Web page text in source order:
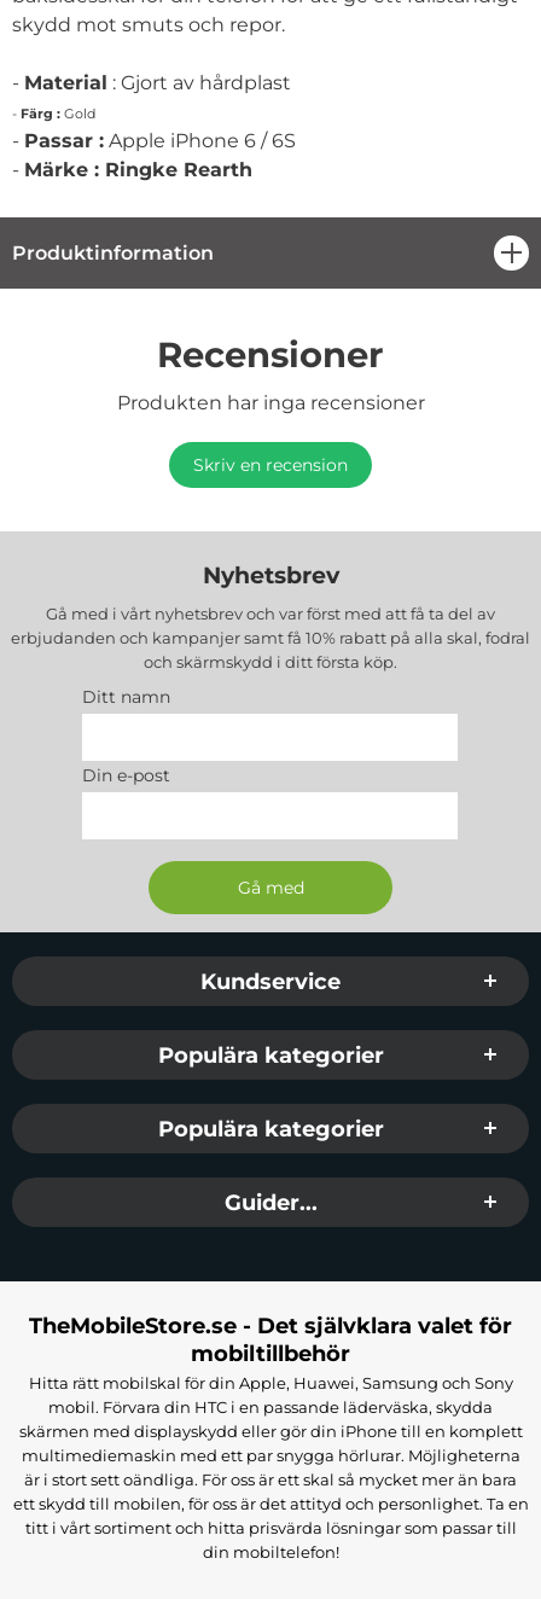
skydd mot smuts och repor.
- Material : Gjort av hårdplast
- Färg : Gold
- Passar : Apple iPhone 6 / 6S
- Märke : Ringke Rearth
Produktinformation
Recensioner
Produkten har inga recensioner
Skriv en recension
Nyhetsbrev
Gå med i vårt nyhetsbrev och var först med att få ta del av
erbjudanden och kampanjer samt få 10% rabatt på alla skal, fodral
och skärmskydd i ditt första köp.
Ditt namn
Din e-post
Sidfot Blandad info och länkar
Kundservice
Populära kategorier
Populära kategorier
Guider...
TheMobileStore.se - Det självklara valet för
mobiltillbehör
Hitta rätt mobilskal för din Apple, Huawei, Samsung och Sony
mobil. Förvara din HTC i en passande läderväska, skydda
skärmen med displayskydd eller gör din iPhone till en komplett
multimediemaskin med ett par snygga hörlurar. Möjligheterna
är i stort sett oändliga. För oss är ett skal så mycket mer än bara
ett skydd till mobilen, för oss är det attityd och personlighet. Ta en
titt i vårt sortiment och hitta prisvärda lösningar som passar till
din mobiltelefon!